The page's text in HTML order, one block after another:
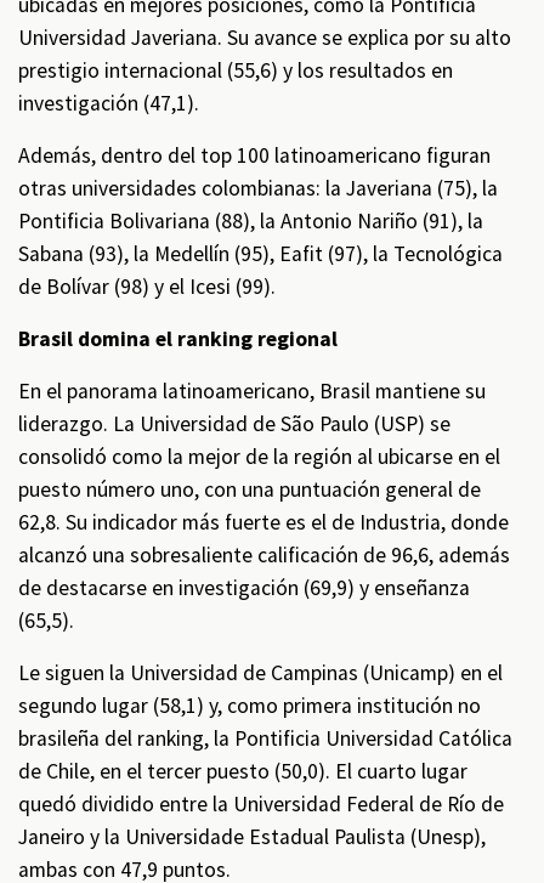
Universidad Javeriana. Su avance se explica por su alto
prestigio internacional (55,6) y los resultados en
investigación (47,1).
Además, dentro del top 100 latinoamericano figuran
otras universidades colombianas: la Javeriana (75), la
Pontificia Bolivariana (88), la Antonio Nariño (91), la
Sabana (93), la Medellín (95), Eafit (97), la Tecnológica
de Bolívar (98) y el Icesi (99).
Brasil domina el ranking regional
En el panorama latinoamericano, Brasil mantiene su
liderazgo. La Universidad de São Paulo (USP) se
consolidó como la mejor de la región al ubicarse en el
puesto número uno, con una puntuación general de
62,8. Su indicador más fuerte es el de Industria, donde
alcanzó una sobresaliente calificación de 96,6, además
de destacarse en investigación (69,9) y enseñanza
(65,5).
Le siguen la Universidad de Campinas (Unicamp) en el
segundo lugar (58,1) y, como primera institución no
brasileña del ranking, la Pontificia Universidad Católica
de Chile, en el tercer puesto (50,0). El cuarto lugar
quedó dividido entre la Universidad Federal de Río de
Janeiro y la Universidade Estadual Paulista (Unesp),
ambas con 47,9 puntos.